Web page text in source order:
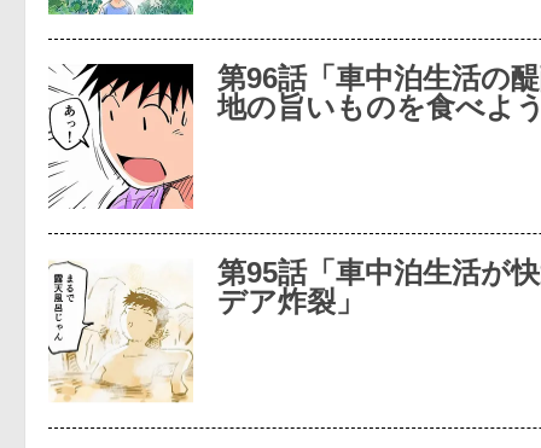
第96話「車中泊生活の
地の旨いものを食べよ
第95話「車中泊生活が
デア炸裂」